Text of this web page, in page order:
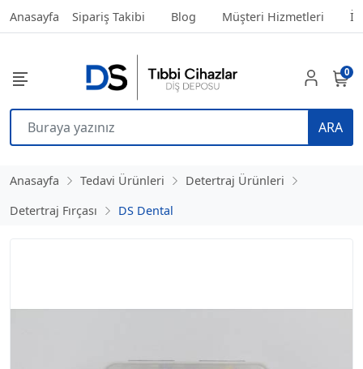
Anasayfa Sipariş Takibi Blog Müşteri Hizmetleri
ARA
0
Anasayfa Tedavi Ürünleri
Detertraj Ürünleri
Detertraj Fırçası
DS Dental